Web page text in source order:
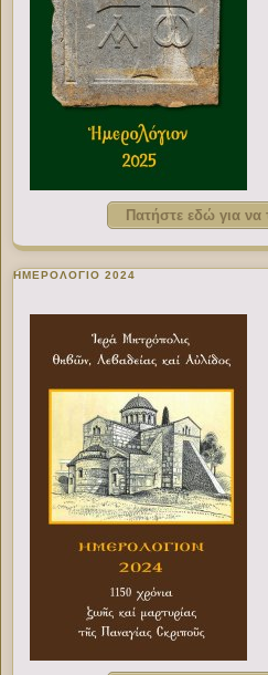
Πατήστε εδώ για να
ΗΜΕΡΟΛΟΓΙΟ 2024